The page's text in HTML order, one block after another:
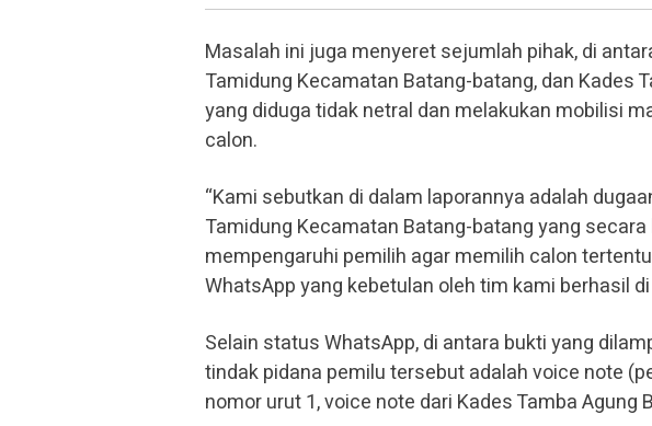
Masalah ini juga menyeret sejumlah pihak, di
Tamidung Kecamatan Batang-batang, dan Kades
yang diduga tidak netral dan melakukan mobilisi
calon.
“Kami sebutkan di dalam laporannya adalah
Tamidung Kecamatan Batang-batang yang
mempengaruhi pemilih agar memilih calon
WhatsApp yang kebetulan oleh tim kami berhasil
Selain status WhatsApp, di antara bukti yang
tindak pidana pemilu tersebut adalah voice note
nomor urut 1, voice note dari Kades Tamba Agung